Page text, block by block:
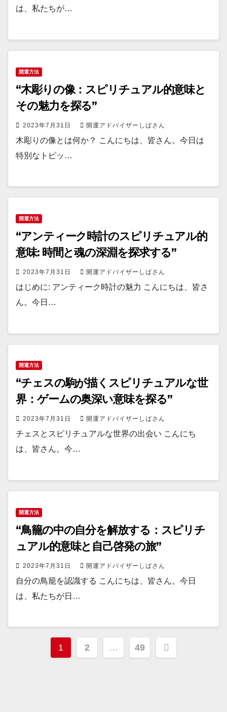
は、私たちが…
開運方法
“木彫りの像：スピリチュアル的意味と
その魅力を探る”
2023年7月31日 開運アドバイザーしばさん
木彫りの像とは何か？ こんにちは、皆さん。今日は
特別なトピッ…
開運方法
“アンティーク時計のスピリチュアル的
意味: 時間と魂の深淵を探求する”
2023年7月31日 開運アドバイザーしばさん
はじめに: アンティーク時計の魅力 こんにちは、皆さ
ん。今日…
開運方法
“チェスの駒が描くスピリチュアルな世
界：ゲームの奥深い意味を探る”
2023年7月31日 開運アドバイザーしばさん
チェスとスピリチュアルな世界の出会い こんにち
は、皆さん。今…
開運方法
“鳥籠の中の自分を解放する：スピリチ
ュアル的意味と自己啓発の旅”
2023年7月31日 開運アドバイザーしばさん
自分の鳥籠を認識する こんにちは、皆さん。今日
は、私たちが日…
投
1 2 … 49